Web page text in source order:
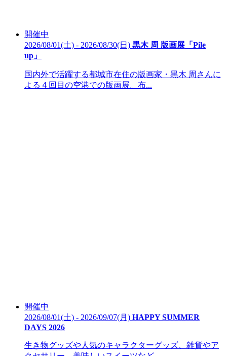
開催中
2026/08/01(土) - 2026/08/30(日) 黒木 周 版画展「Pile
up」
国内外で活躍する都城市在住の版画家・黒木 周さんに
よる４回目の空港での版画展。布...
開催中
2026/08/01(土) - 2026/09/07(月) HAPPY SUMMER
DAYS 2026
生き物グッズや人気のキャラクターグッズ、雑貨やア